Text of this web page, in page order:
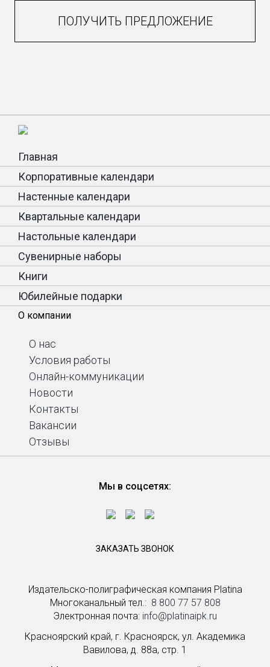
ПОЛУЧИТЬ ПРЕДЛОЖЕНИЕ
Издательско-полиграфическая компания Platina
Многоканальный тел.: ­ 8 800 77 57 808
Электронная почта: info@platinaipk.ru
Красноярский край, г. Красноярск, ул. Академика
Вавилова, д. 88а, стр. 1
Главная
Корпоративные календари
Настенные календари
Квартальные календари
Настольные календари
Сувенирные наборы
Книги
Юбилейные подарки
О компании
О нас
Условия работы
Онлайн-коммуникации
Новости
Контакты
Вакансии
Отзывы
Мы в соцсетях:
ЗАКАЗАТЬ ЗВОНОК